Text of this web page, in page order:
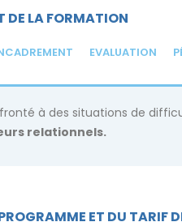
DE LA FORMATION
EVALUATION
à des situations de
relationnels.
ET DU TARIF